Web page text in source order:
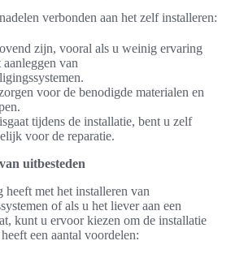
verbonden aan het zelf installeren:
zijn, vooral als u weinig ervaring
van
voor de benodigde materialen en
tijdens de installatie, bent u zelf
voor de reparatie.
uitbesteden
heeft met het installeren van
of als u het liever aan een
kunt u ervoor kiezen om de installatie
een aantal voordelen: